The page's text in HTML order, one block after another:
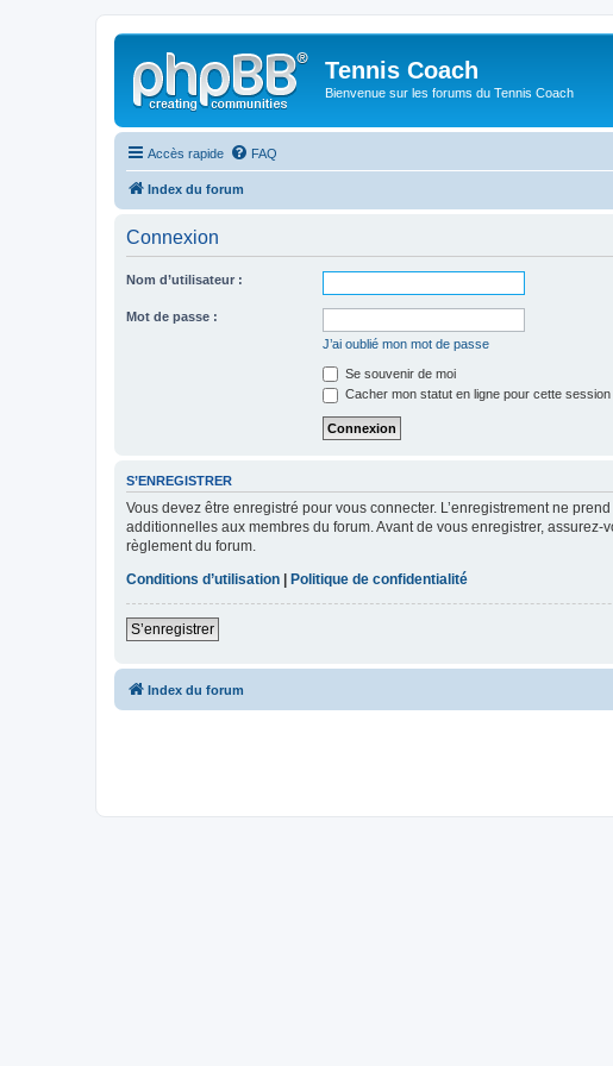
Tennis Coach
Bienvenue sur les forums du Tennis Coach
Accès rapide FAQ
Index du forum
Connexion
Nom d’utilisateur :
Mot de passe :
J’ai oublié mon mot de passe
Se souvenir de moi
Cacher mon statut en ligne pour cette session
S’ENREGISTRER
Vous devez être enregistré pour vous connecter. L’enregistrement ne
additionnelles aux membres du forum. Avant de vous enregistrer,
règlement du forum.
Conditions d’utilisation
Politique de confidentialité
S’enregistrer
Index du forum